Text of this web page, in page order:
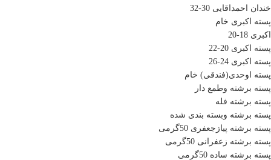
خندان احمداقایی 30-32
پسته اکبری خام
اکبری 18-20
پسته اکبری 20-22
پسته اکبری 24-26
پسته اوحدی(فندقی) خام
پسته برشته وطمع دار
پسته برشته فله
پسته برشته وبسته بندی شده
پسته برشته پیازجعفری 50گرمی
پسته برشته زعفرانی 50گرمی
پسته برشته ساده 50گرمی